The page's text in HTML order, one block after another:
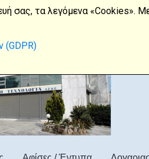
σας, τα λεγόμενα «Cookies».
(GDPR)